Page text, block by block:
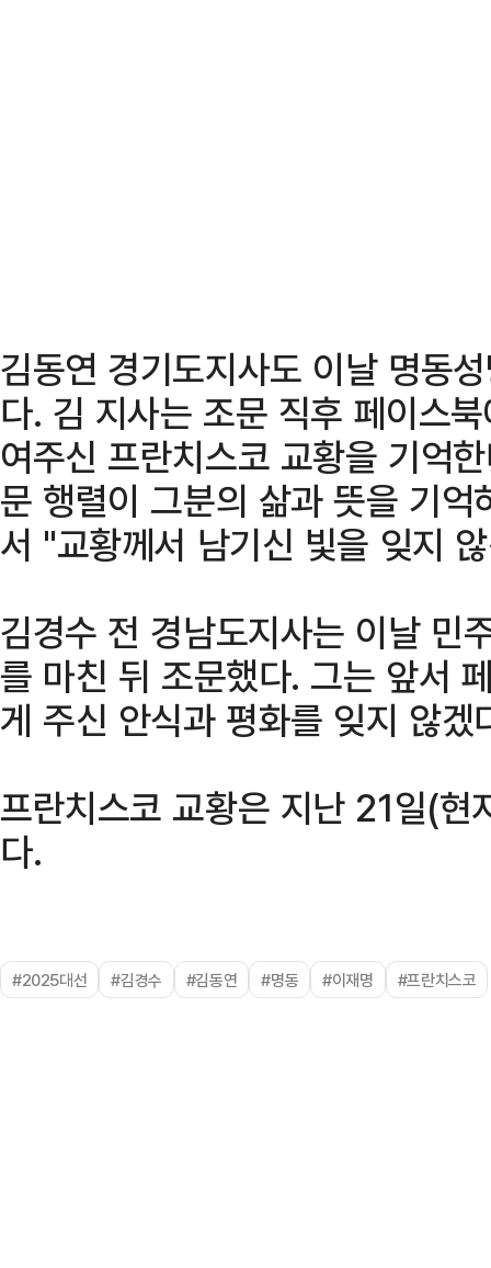
김동연 경기도지사도 이날 명동
다. 김 지사는 조문 직후 페이스
여주신 프란치스코 교황을 기억
문 행렬이 그분의 삶과 뜻을 기
서 "교황께서 남기신 빛을 잊지
김경수 전 경남도지사는 이날 민
를 마친 뒤 조문했다. 그는 앞서
게 주신 안식과 평화를 잊지 않
프란치스코 교황은 지난 21일(
다.
#2025대선 #김경수 #김동연 #명동 #이재명 #프란치스코